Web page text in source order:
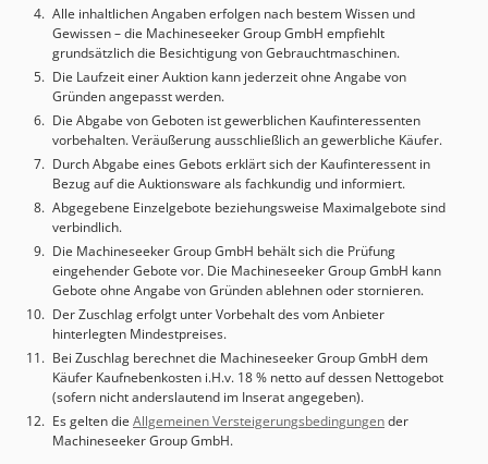
Alle inhaltlichen Angaben erfolgen nach bestem Wissen und
Gewissen – die Machineseeker Group GmbH empfiehlt
grundsätzlich die Besichtigung von Gebrauchtmaschinen.
Die Laufzeit einer Auktion kann jederzeit ohne Angabe von
Gründen angepasst werden.
Die Abgabe von Geboten ist gewerblichen Kaufinteressenten
vorbehalten. Veräußerung ausschließlich an gewerbliche Käufer.
Durch Abgabe eines Gebots erklärt sich der Kaufinteressent in
Bezug auf die Auktionsware als fachkundig und informiert.
Abgegebene Einzelgebote beziehungsweise Maximalgebote sind
verbindlich.
Die Machineseeker Group GmbH behält sich die Prüfung
eingehender Gebote vor. Die Machineseeker Group GmbH kann
Gebote ohne Angabe von Gründen ablehnen oder stornieren.
Der Zuschlag erfolgt unter Vorbehalt des vom Anbieter
hinterlegten Mindestpreises.
Bei Zuschlag berechnet die Machineseeker Group GmbH dem
Käufer Kaufnebenkosten i.H.v. 18 % netto auf dessen Nettogebot
(sofern nicht anderslautend im Inserat angegeben).
Es gelten die Allgemeinen Versteigerungsbedingungender
Machineseeker Group GmbH.